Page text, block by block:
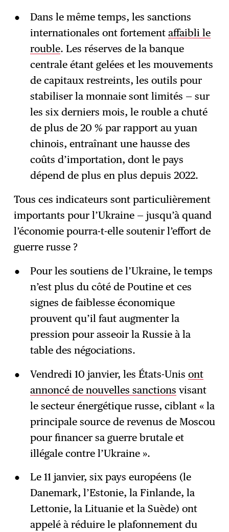
Dans le même temps, les sanctions
internationales ont fortement affaibli le
rouble. Les réserves de la banque
centrale étant gelées et les mouvements
de capitaux restreints, les outils pour
stabiliser la monnaie sont limités — sur
les six derniers mois, le rouble a chuté
de plus de 20 % par rapport au yuan
chinois, entraînant une hausse des
coûts d’importation, dont le pays
dépend de plus en plus depuis 2022.
Tous ces indicateurs sont particulièrement
importants pour l’Ukraine — jusqu’à quand
l’économie pourra-t-elle soutenir l’effort de
guerre russe ?
Pour les soutiens de l’Ukraine, le temps
n’est plus du côté de Poutine et ces
signes de faiblesse économique
prouvent qu’il faut augmenter la
pression pour asseoir la Russie à la
table des négociations.
Vendredi 10 janvier, les États-Unis ont
annoncé de nouvelles sanctions visant
le secteur énergétique russe, ciblant « la
principale source de revenus de Moscou
pour financer sa guerre brutale et
illégale contre l’Ukraine ».
Le 11 janvier, six pays européens (le
Danemark, l’Estonie, la Finlande, la
Lettonie, la Lituanie et la Suède) ont
appelé à réduire le plafonnement du